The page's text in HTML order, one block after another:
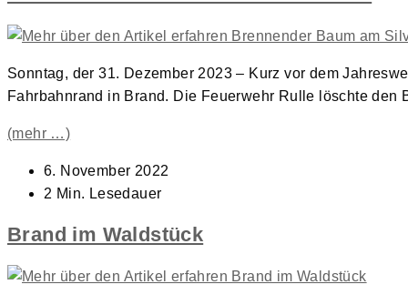
Sonntag, der 31. Dezember 2023 – Kurz vor dem
Fahrbahnrand in Brand. Die Feuerwehr Rulle löschte den
(mehr …)
Beitrag
veröffentlicht:
6. November 2022
Lesedauer:
2 Min. Lesedauer
Brand im Waldstück